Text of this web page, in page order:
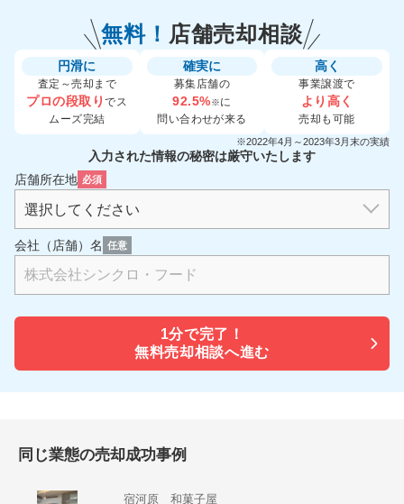
無料！ 店舗売却相談
円滑に
査定～売却まで
プロの段取りでス
ムーズ完結
確実に
募集店舗の
92.5%※に
問い合わせが来る
高く
事業譲渡で
より高く
売却も可能
※2022年4月～2023年3月末の実績
入力された情報の秘密は厳守いたします
店舗所在地 必須
会社（店舗）名 任意
1分で完了！
無料売却相談へ進む
同じ業態の売却成功事例
宿河原 和菓子屋